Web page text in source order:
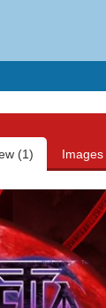
(1) Images